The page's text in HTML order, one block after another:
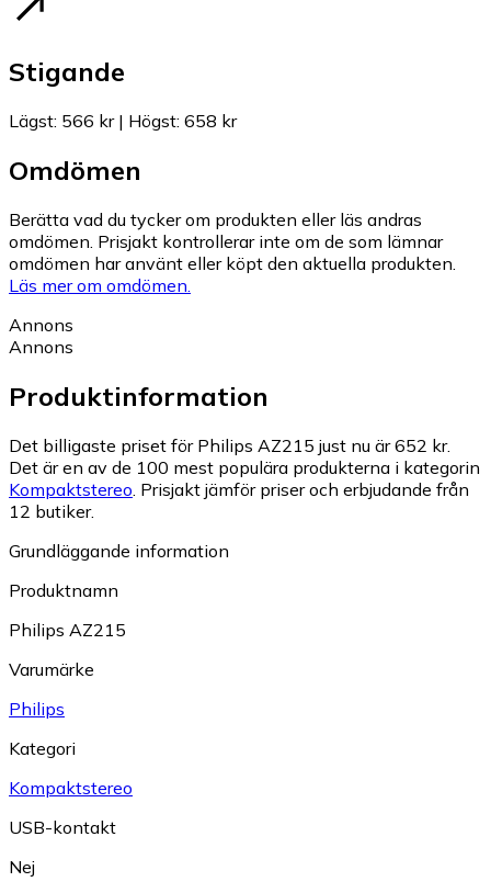
Stigande
Lägst: 566 kr| Högst: 658 kr
Omdömen
Berätta vad du tycker om produkten eller läs andras
omdömen. Prisjakt kontrollerar inte om de som lämnar
omdömen har använt eller köpt den aktuella produkten.
Läs mer om omdömen.
Annons
Annons
Produktinformation
Det billigaste priset för Philips AZ215 just nu är 652 kr.
Det är en av de 100 mest populära produkterna i kategorin
Kompaktstereo Prisjakt jämför priser och erbjudande från
12 butiker.
Grundläggande information
Produktnamn
Philips AZ215
Varumärke
Philips
Kategori
Kompaktstereo
USB-kontakt
Nej